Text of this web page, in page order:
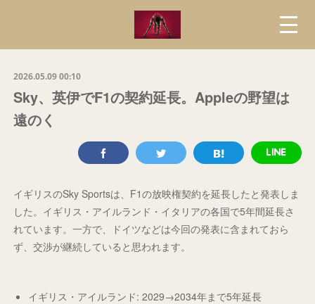
2026.05.09 00:10
Sky、英伊でF1の契約延長。Appleの野望は
遠のく
イギリスのSky Sportsは、F1の放映権契約を延長したと発表しま
した。イギリス・アイルランド・イタリアの各国で5年間延長さ
れています。一方で、ドイツなどは今回の発表に含まれておら
ず、交渉が継続していると思われます。
イギリス・アイルランド: 2029→2034年まで5年延長